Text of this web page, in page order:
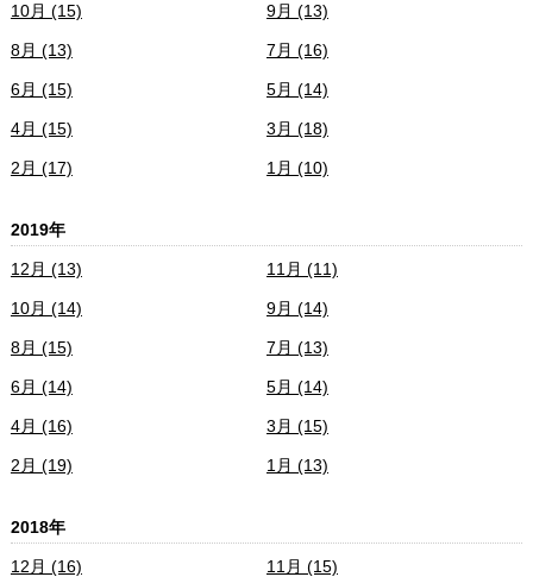
10月 (15) 9月 (13)
8月 (13) 7月 (16)
6月 (15) 5月 (14)
4月 (15) 3月 (18)
2月 (17) 1月 (10)
2019年
12月 (13) 11月 (11)
10月 (14) 9月 (14)
8月 (15) 7月 (13)
6月 (14) 5月 (14)
4月 (16) 3月 (15)
2月 (19) 1月 (13)
2018年
12月 (16) 11月 (15)